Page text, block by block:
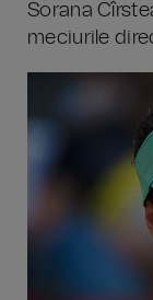
Sorana
meciurile